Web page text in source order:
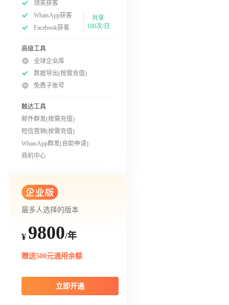
领英获客
WhatsApp获客
Facebook获客
共享
100次/日
高级工具
全球企业库
数据导出(按需充值)
免费子账号
触达工具
邮件群发(按需充值)
短信营销(按需充值)
WhatsApp群发(自助申请)
商机中心
最多人选择的版本
¥ 9800/年
赠送500元通用余额
立即开通